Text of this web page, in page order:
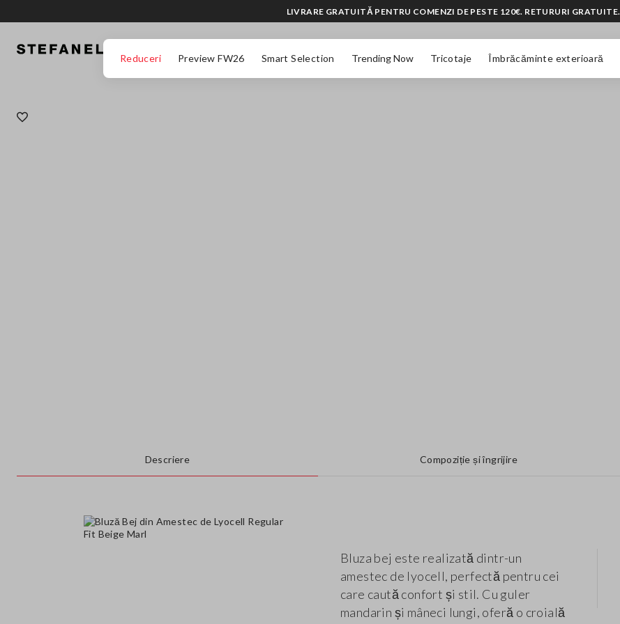
Reduceri Preview FW26 Smart Selection Trending Now Tricotaje Îmbrăcăminte exterioară
LIVRARE GRATUITĂ PENTRU COMENZI DE PESTE 120€. RETURURI GRATUITE.
Descriere Compoziție și îngrijire
Bluza bej este realizată dintr-un
amestec de lyocell, perfectă pentru cei
care caută confort și stil. Cu guler
mandarin și mâneci lungi, oferă o croială